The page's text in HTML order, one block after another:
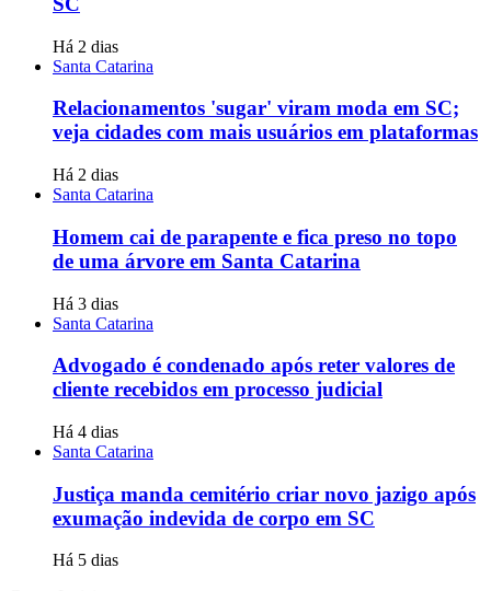
Há 2 dias
Santa Catarina
Relacionamentos 'sugar' viram moda em SC;
veja cidades com mais usuários em plataformas
Há 2 dias
Santa Catarina
Homem cai de parapente e fica preso no topo
de uma árvore em Santa Catarina
Há 3 dias
Santa Catarina
Advogado é condenado após reter valores de
cliente recebidos em processo judicial
Há 4 dias
Santa Catarina
Justiça manda cemitério criar novo jazigo após
exumação indevida de corpo em SC
Há 5 dias